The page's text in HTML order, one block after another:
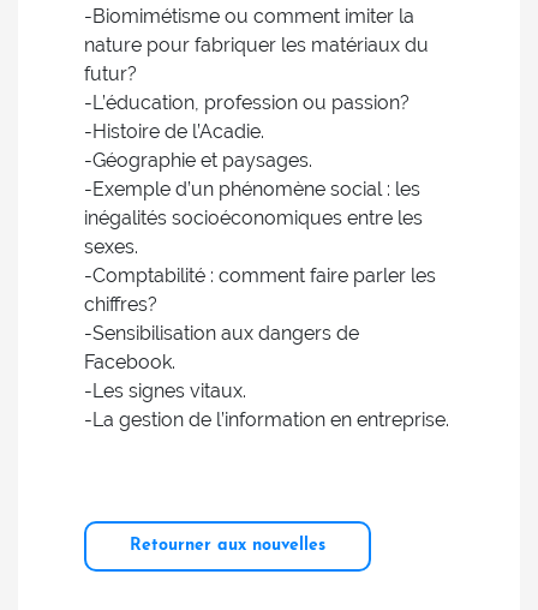
-Biomimétisme ou comment imiter la
nature pour fabriquer les matériaux du
futur?
-L’éducation, profession ou passion?
-Histoire de l’Acadie.
-Géographie et paysages.
-Exemple d’un phénomène social : les
inégalités socioéconomiques entre les
sexes.
-Comptabilité : comment faire parler les
chiffres?
-Sensibilisation aux dangers de
Facebook.
-Les signes vitaux.
-La gestion de l’information en entreprise.
Retourner aux nouvelles